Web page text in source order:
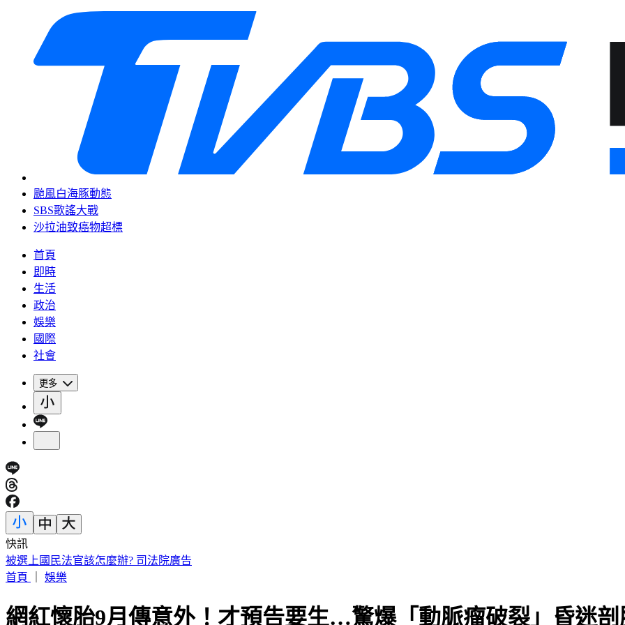
颱風白海豚動態
SBS歌謠大戰
沙拉油致癌物超標
首頁
即時
生活
政治
娛樂
國際
社會
更多
快訊
王凱靈堂曝光！黑色郵筒藏思念 70歲母缺席原因超催淚
首頁
娛樂
網紅懷胎9月傳意外！才預告要生…驚爆「動脈瘤破裂」昏迷剖